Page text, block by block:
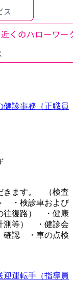
診事務（正職員
きます。 （検査
・検診車および
往復路） ・健康
測等） ・健診会
確認 ・車の点検
運転手（指導員